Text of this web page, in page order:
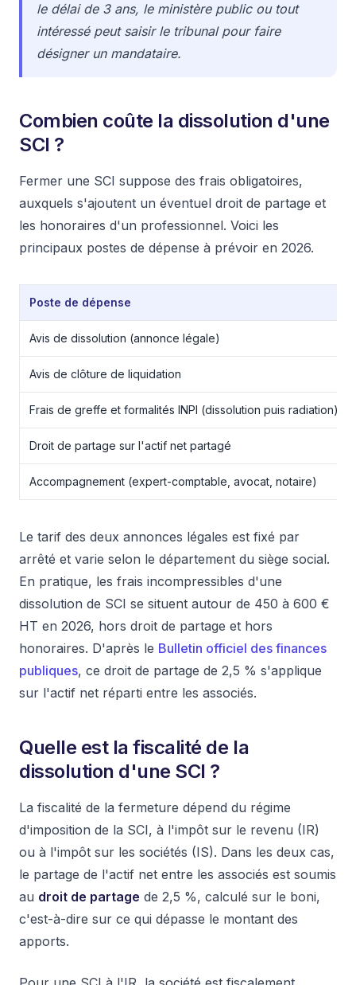
le délai de 3 ans, le ministère public ou tout
intéressé peut saisir le tribunal pour faire
désigner un mandataire.
Combien coûte la dissolution d'une
SCI ?
Fermer une SCI suppose des frais obligatoires,
auxquels s'ajoutent un éventuel droit de partage et
les honoraires d'un professionnel. Voici les
principaux postes de dépense à prévoir en 2026.
Poste de dépense
Avis de dissolution (annonce légale)
Avis de clôture de liquidation
Frais de greffe et formalités INPI (dissolution puis radiation)
Droit de partage sur l'actif net partagé
Accompagnement (expert-comptable, avocat, notaire)
Le tarif des deux annonces légales est fixé par
arrêté et varie selon le département du siège social.
En pratique, les frais incompressibles d'une
dissolution de SCI se situent autour de 450 à 600 €
HT en 2026, hors droit de partage et hors
honoraires. D'après le Bulletin officiel des finances
publiques, ce droit de partage de 2,5 % s'applique
sur l'actif net réparti entre les associés.
Quelle est la fiscalité de la
dissolution d'une SCI ?
La fiscalité de la fermeture dépend du régime
d'imposition de la SCI, à l'impôt sur le revenu (IR)
ou à l'impôt sur les sociétés (IS). Dans les deux cas,
le partage de l'actif net entre les associés est soumis
au droit de partage de 2,5 %, calculé sur le boni,
c'est-à-dire sur ce qui dépasse le montant des
apports.